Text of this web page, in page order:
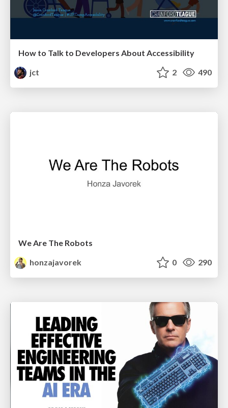
How to Talk to Developers About Accessibility
jct
2 490
We Are The Robots
honzajavorek
0 290